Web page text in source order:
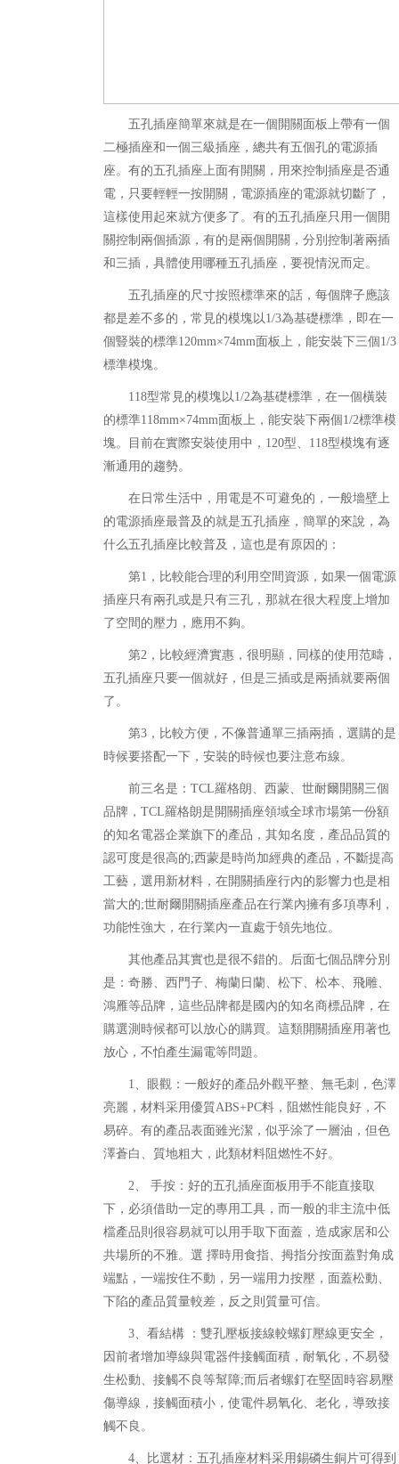
五孔插座簡單來就是在一個開關面板上帶有一個
二極插座和一個三級插座，總共有五個孔的電源插
座。有的五孔插座上面有開關，用來控制插座是否通
電，只要輕輕一按開關，電源插座的電源就切斷了，
這樣使用起來就方便多了。有的五孔插座只用一個開
關控制兩個插源，有的是兩個開關，分別控制著兩插
和三插，具體使用哪種五孔插座，要視情況而定。
五孔插座的尺寸按照標準來的話，每個牌子應該
都是差不多的，常見的模塊以1/3為基礎標準，即在一
個豎裝的標準120mm×74mm面板上，能安裝下三個1/3
標準模塊。
118型常見的模塊以1/2為基礎標準，在一個橫裝
的標準118mm×74mm面板上，能安裝下兩個1/2標準模
塊。目前在實際安裝使用中，120型、118型模塊有逐
漸通用的趨勢。
在日常生活中，用電是不可避免的，一般墻壁上
的電源插座最普及的就是五孔插座，簡單的來說，為
什么五孔插座比較普及，這也是有原因的：
第1，比較能合理的利用空間資源，如果一個電源
插座只有兩孔或是只有三孔，那就在很大程度上增加
了空間的壓力，應用不夠。
第2，比較經濟實惠，很明顯，同樣的使用范疇，
五孔插座只要一個就好，但是三插或是兩插就要兩個
了。
第3，比較方便，不像普通單三插兩插，選購的是
時候要搭配一下，安裝的時候也要注意布線。
前三名是：TCL羅格朗、西蒙、世耐爾開關三個
品牌，TCL羅格朗是開關插座領域全球市場第一份額
的知名電器企業旗下的產品，其知名度，產品品質的
認可度是很高的;西蒙是時尚加經典的產品，不斷提高
工藝，選用新材料，在開關插座行內的影響力也是相
當大的;世耐爾開關插座產品在行業內擁有多項專利，
功能性強大，在行業內一直處于領先地位。
其他產品其實也是很不錯的。后面七個品牌分別
是：奇勝、西門子、梅蘭日蘭、松下、松本、飛雕、
鴻雁等品牌，這些品牌都是國內的知名商標品牌，在
購選測時候都可以放心的購買。這類開關插座用著也
放心，不怕產生漏電等問題。
1、眼觀：一般好的產品外觀平整、無毛刺，色澤
亮麗，材料采用優質ABS+PC料，阻燃性能良好，不
易碎。有的產品表面雖光潔，似乎涂了一層油，但色
澤蒼白、質地粗大，此類材料阻燃性不好。
2、 手按：好的五孔插座面板用手不能直接取
下，必須借助一定的專用工具，而一般的非主流中低
檔產品則很容易就可以用手取下面蓋，造成家居和公
共場所的不雅。選 擇時用食指、拇指分按面蓋對角成
端點，一端按住不動，另一端用力按壓，面蓋松動、
下陷的產品質量較差，反之則質量可信。
3、看結構 ：雙孔壓板接線較螺釘壓線更安全，
因前者增加導線與電器件接觸面積，耐氧化，不易發
生松動、接觸不良等幫障;而后者螺釘在堅固時容易壓
傷導線，接觸面積小，使電件易氧化、老化，導致接
觸不良。
4、比選材：五孔插座材料采用錫磷生銅片可得到